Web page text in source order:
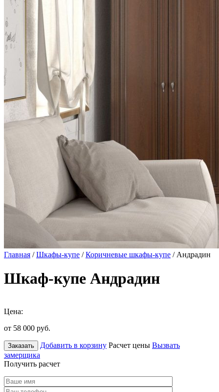
Главная /Шкафы-купе /Коричневые шкафы-купе / Андрадин
Шкаф-купе Андрадин
Цена:
от 58 000 руб.
Заказать Добавить в корзину Расчет цены Вызвать
замерщика
Получить расчет